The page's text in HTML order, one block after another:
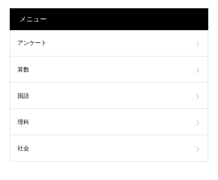
メニュー
アンケート
算数
国語
理科
社会